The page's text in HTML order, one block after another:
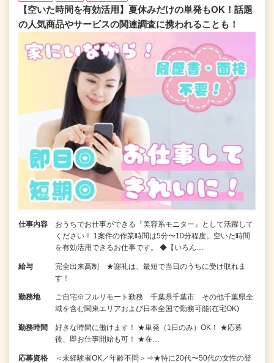
【空いた時間を有効活用】夏休みだけの単発もOK！話題
の人気商品やサービスの関連調査に携われることも！
仕事内容
おうちでお仕事ができる『美容系モニター』として活躍して
ください！ 1案件の作業時間は5分〜10分程度。空いた時間
を有効活用できるお仕事です。 ◆【いろん…
給与
完全出来高制 ★謝礼は、最短で当日のうちに受け取れま
す！
勤務地
ご自宅※フルリモート勤務 千葉県千葉市 その他千葉県全
域を含む関東エリアおよび日本全国で勤務可能(在宅OK)
勤務時間
好きな時間に働けます！ ★単発（1日のみ）OK！ ★応募
後、即お仕事開始も可！ ★在…
応募資格
＜未経験者OK／年齢不問＞⇒★特に20代〜50代の女性の登